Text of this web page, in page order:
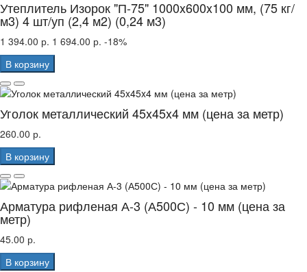
Утеплитель Изорок "П-75" 1000x600x100 мм, (75 кг/
м3) 4 шт/уп (2,4 м2) (0,24 м3)
1 394.00 р. 1 694.00 р. -18%
В корзину
Уголок металлический 45x45x4 мм (цена за метр)
260.00 р.
В корзину
Арматура рифленая А-3 (А500С) - 10 мм (цена за
метр)
45.00 р.
В корзину